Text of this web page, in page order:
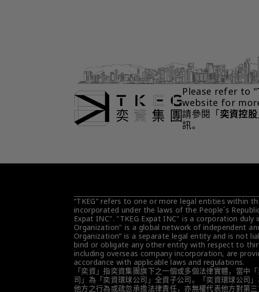
Please refer to "
website for
請參閱「奕資控股
訊。
“TKEG” refers to one or more legal entities within
incorporated under the laws of the People´s
Expat INC". "TKEG Expat INC" is a corporation
Organization" is a global network of independent
Organization“ is a separate legal entity and is not
bind or obligate any other entity with respect to
including overseas company incorporation, are
accordance with applicable laws and regulations.
「奕資」指奕資集團旗下之一個或多個法律實體，當
司」為「奕資環球公司」全資子公司。「奕資環球公司
他方之行為或疏忽承擔法律責任，亦無權代表他方對第